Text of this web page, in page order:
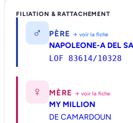
FILIATION & RATTACHEMENT
♂ PÈRE → voir la fiche
NAPOLEONE-A DEL
LOF 83614/10328
♀ MÈRE → voir la fiche
MY MILLION
DE CAMARDOUN